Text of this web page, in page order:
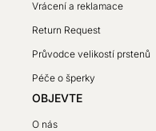
Vrácení a reklamace
Return Request
Průvodce velikostí prstenů
Péče o šperky
OBJEVTE
O nás